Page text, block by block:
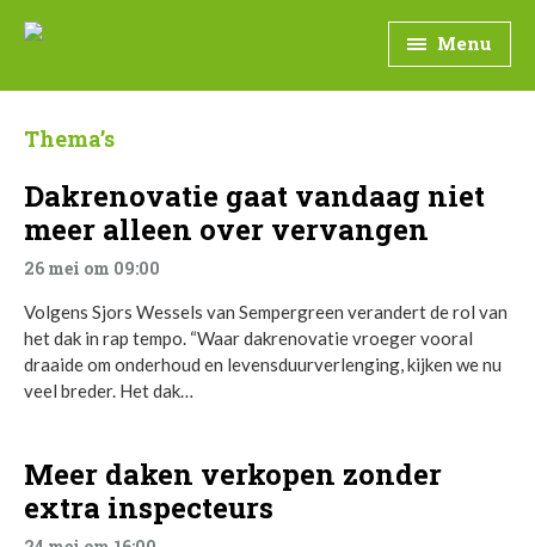
Menu
Thema’s
Dakrenovatie gaat vandaag niet
meer alleen over vervangen
26 mei om 09:00
Volgens Sjors Wessels van Sempergreen verandert de rol van
het dak in rap tempo. “Waar dakrenovatie vroeger vooral
draaide om onderhoud en levensduurverlenging, kijken we nu
veel breder. Het dak…
Meer daken verkopen zonder
extra inspecteurs